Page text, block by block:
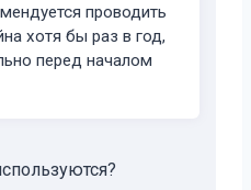
проводить
хотя бы раз в год,
перед началом